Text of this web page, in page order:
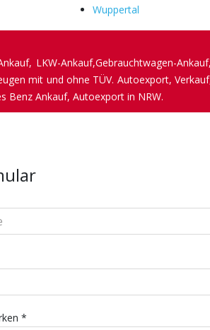
Wuppertal
LKW-Ankauf,Gebrauchtwagen-
mit und ohne TÜV. Autoexport,
Benz Ankauf, Autoexport in NRW.
*